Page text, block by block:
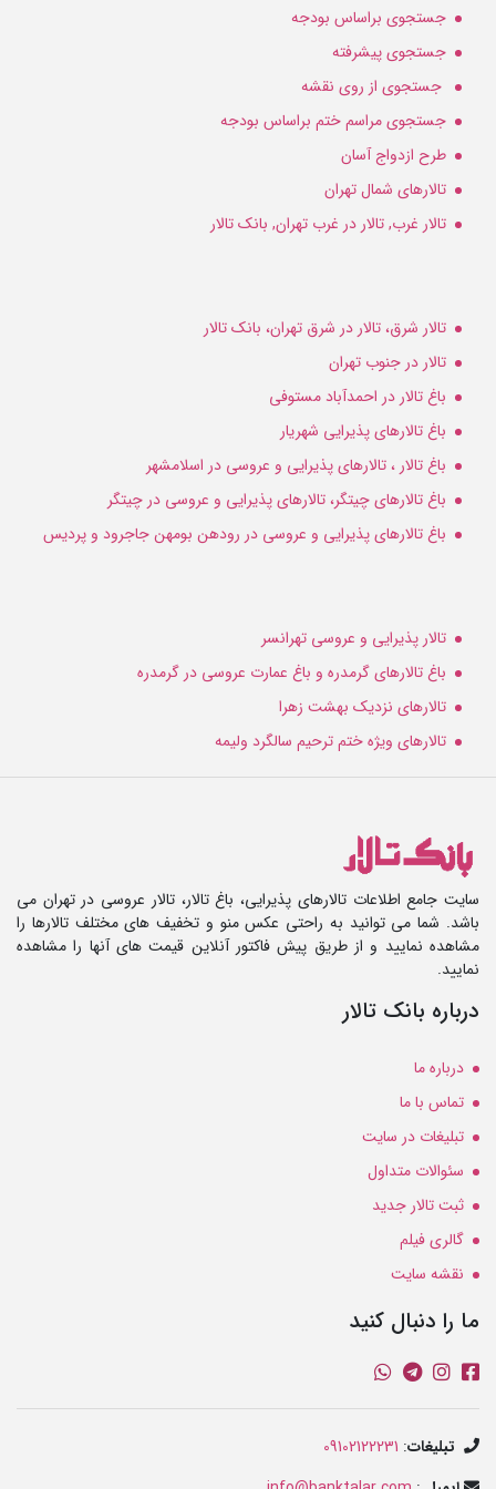
جستجوی براساس بودجه
جستجوی پیشرفته
جستجوی از روی نقشه
جستجوی مراسم ختم براساس بودجه
طرح ازدواج آسان
تالارهای شمال تهران
تالار غرب, تالار در غرب تهران, بانک تالار
تالار شرق، تالار در شرق تهران، بانک تالار
تالار در جنوب تهران
باغ تالار در احمدآباد مستوفی
باغ تالارهای پذیرایی شهریار
باغ تالار ، تالارهای پذیرایی و عروسی در اسلامشهر
باغ تالارهای چیتگر، تالارهای پذیرایی و عروسی در چیتگر
باغ تالارهای پذیرایی و عروسی در رودهن بومهن جاجرود و پردیس
تالار پذیرایی و عروسی تهرانسر
باغ تالارهای گرمدره و باغ عمارت عروسی در گرمدره
تالارهای نزدیک بهشت زهرا
تالارهای ویژه ختم ترحیم سالگرد ولیمه
سایت جامع اطلاعات تالارهای پذیرایی، باغ تالار، تالار عروسی در تهران می
باشد. شما می توانید به راحتی عکس منو و تخفیف های مختلف تالارها را
مشاهده نمایید و از طریق پیش فاکتور آنلاین قیمت های آنها را مشاهده
نمایید.
درباره بانک تالار
درباره ما
تماس با ما
تبلیغات در سایت
سئوالات متداول
ثبت تالار جدید
گالری فیلم
نقشه سایت
ما را دنبال کنید
تبلیغات:
09102122231